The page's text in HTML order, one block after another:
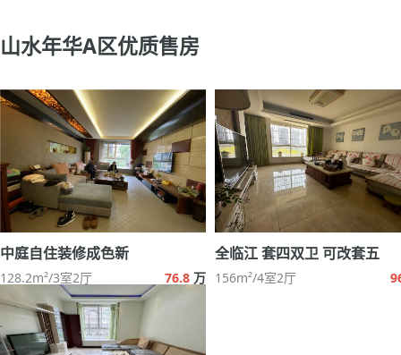
山水年华A区优质售房
中庭自住装修成色新
128.2m²/3室2厅 76.8 万
全临江 套四双卫 可改套五
156m²/4室2厅